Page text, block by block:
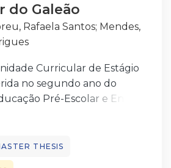
do Galeão
Rafaela Santos; Mendes,
Curricular de Estágio
no segundo ano do
Pré-Escolar e Ensino
Básico, realizaram-se
Básico. O presente
THESIS